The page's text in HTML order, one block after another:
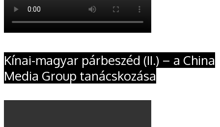
Kínai-magyar párbeszéd (II.) – a China
Media Group tanácskozása